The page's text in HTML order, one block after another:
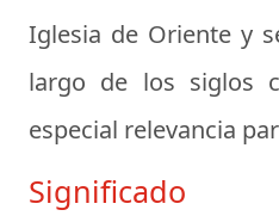
Iglesia de Oriente y
largo de los siglos
especial relevancia
Significado